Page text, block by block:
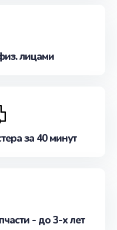
лицами
за 40 минут
- до 3-х лет